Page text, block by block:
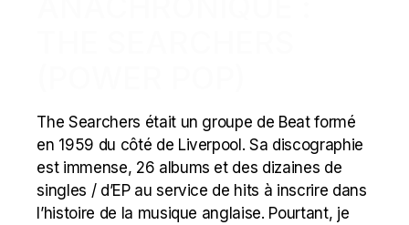
The Searchers était un groupe de Beat formé
en 1959 du côté de Liverpool. Sa discographie
est immense, 26 albums et des dizaines de
singles / d’EP au service de hits à inscrire dans
l’histoire de la musique anglaise. Pourtant, je